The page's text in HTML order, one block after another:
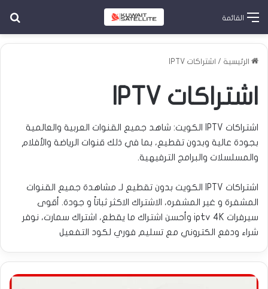
القائمة
الرئيسية / اشتراكات IPTV
اشتراكات IPTV
اشتراكات IPTV الكويت: شاهد جميع القنوات العربية والعالمية
بجودة عالية وبدون تقطيع، بما في ذلك قنوات الرياضة والأفلام
والمسلسلات والبرامج الترفيهية.
اشتراكات IPTV الكويت بدون تقطيع لـ مشاهدة جميع القنوات
المشفرة و غير المشفره، الاشتراك الاكثر ثباتاً و جودة. أقوى
سيرفرات iptv 4K وأحسن اشتراك ما يقطع، اشتراك سمارت، نوفر
شراء ودفع الكتروني مع تسليم فوري لكود التفعيل